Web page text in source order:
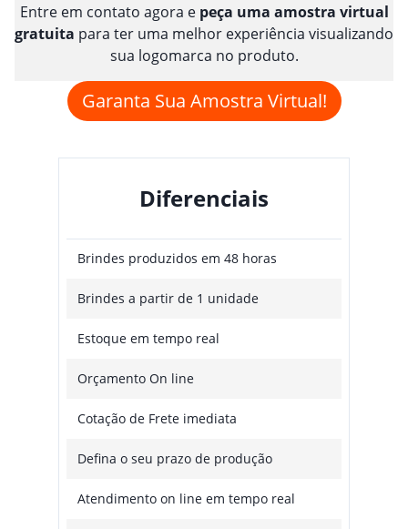
Entre em contato agora e peça uma amostra virtual
gratuita para ter uma melhor experiência visualizando
sua logomarca no produto.
Garanta Sua Amostra Virtual!
Diferenciais
Brindes produzidos em 48 horas
Brindes a partir de 1 unidade
Estoque em tempo real
Orçamento On line
Cotação de Frete imediata
Defina o seu prazo de produção
Atendimento on line em tempo real